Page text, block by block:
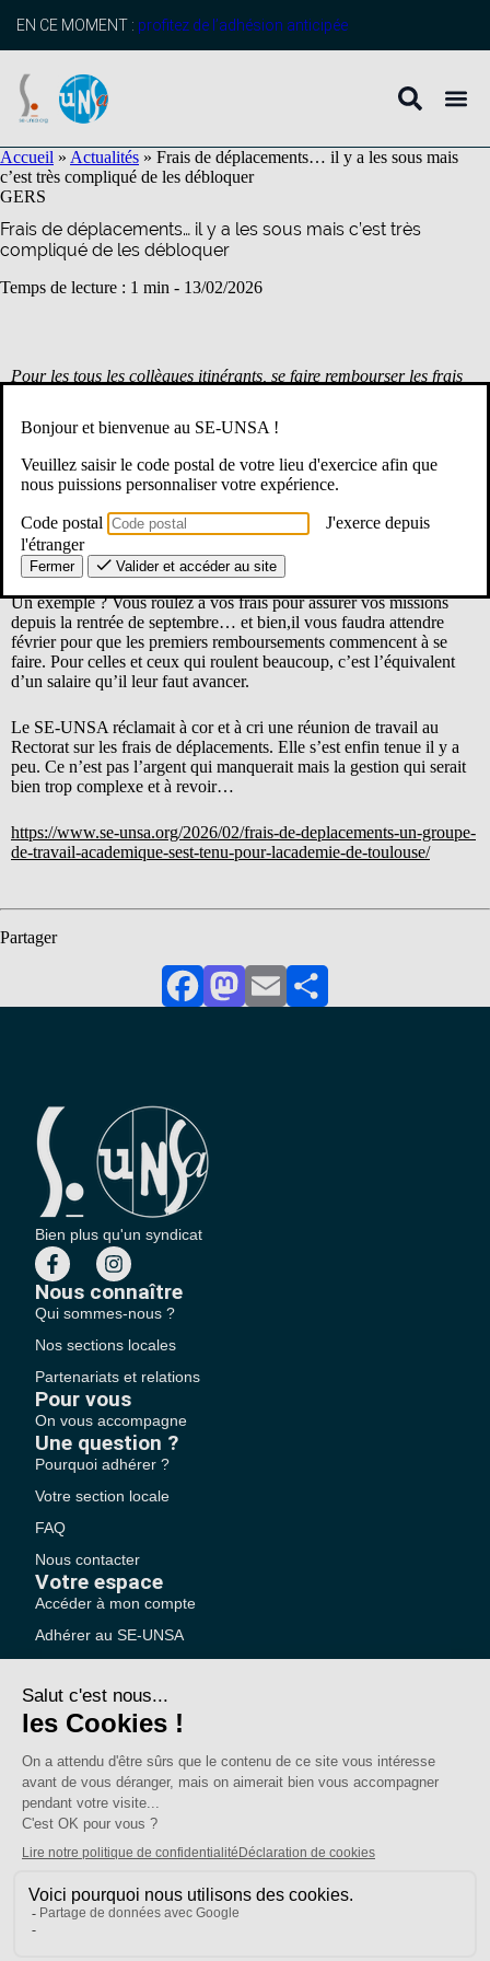
principal
EN CE MOMENT : profitez de l’adhésion anticipée
Accueil » Actualités » Frais de déplacements… il y a les sous mais
c’est très compliqué de les débloquer
GERS
Frais de déplacements… il y a les sous mais c’est très
compliqué de les débloquer
Temps de lecture : 1 min - 13/02/2026
Pour les tous les collègues itinérants, se faire rembourser les frais
Il faut déjà, pour les saisir, se farcir l’application CHORUS DT…
ce qui n’est pas une sinécure. Et ensuite, il faut attendre, attendre,
attendre que les versements se fassent.
Un exemple ? Vous roulez à vos frais pour assurer vos missions
depuis la rentrée de septembre… et bien,il vous faudra attendre
février pour que les premiers remboursements commencent à se
faire. Pour celles et ceux qui roulent beaucoup, c’est l’équivalent
d’un salaire qu’il leur faut avancer.
Le SE-UNSA réclamait à cor et à cri une réunion de travail au
Rectorat sur les frais de déplacements. Elle s’est enfin tenue il y a
peu. Ce n’est pas l’argent qui manquerait mais la gestion qui serait
bien trop complexe et à revoir…
https://www.se-unsa.org/2026/02/frais-de-deplacements-un-groupe-
de-travail-academique-sest-tenu-pour-lacademie-de-toulouse/
Partager
FacebookMastodon
EmailPartager
Bien plus qu'un syndicat
Nous connaître
Qui sommes-nous ?
Nos sections locales
Partenariats et relations
Pour vous
On vous accompagne
Une question ?
Pourquoi adhérer ?
Votre section locale
FAQ
Nous contacter
Votre espace
Accéder à mon compte
Adhérer au SE-UNSA
SE-Unsa est un syndicat de l’UNSA
Bonjour et bienvenue au SE-UNSA !
Veuillez saisir le code postal de votre lieu d'exercice afin que
nous puissions personnaliser votre expérience.
Code postal
J'exerce depuis
l'étranger
Fermer Valider et accéder au site